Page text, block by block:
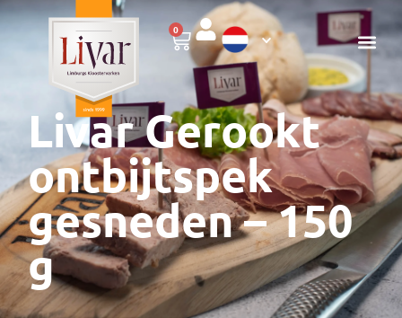
0
Livar Gerookt
ontbijtspek
gesneden – 150
g